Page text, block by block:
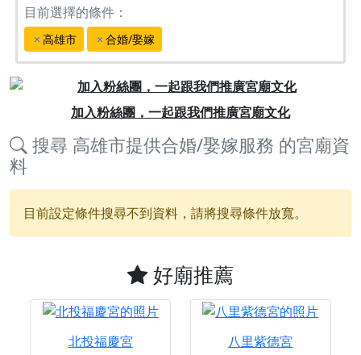
目前選擇的條件：
高雄市 合婚/娶嫁
加入粉絲團，一起跟我們推廣宮廟文化
Previous
搜尋 高雄市提供合婚/娶嫁服務 的宮廟資
料
目前設定條件搜尋不到資料，請將搜尋條件放寬。
好廟推薦
北投福慶宮
八里紫德宮